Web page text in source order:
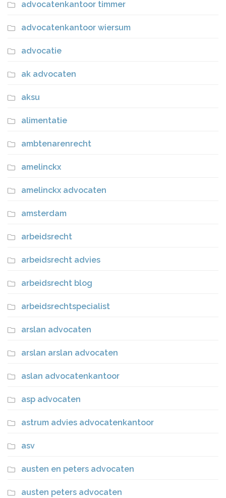
advocatenkantoor timmer
advocatenkantoor wiersum
advocatie
ak advocaten
aksu
alimentatie
ambtenarenrecht
amelinckx
amelinckx advocaten
amsterdam
arbeidsrecht
arbeidsrecht advies
arbeidsrecht blog
arbeidsrechtspecialist
arslan advocaten
arslan arslan advocaten
aslan advocatenkantoor
asp advocaten
astrum advies advocatenkantoor
asv
austen en peters advocaten
austen peters advocaten